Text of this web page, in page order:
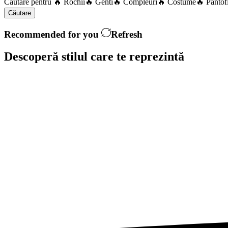
Căutare pentru 🔥 Rochii 🔥 Genti 🔥 Compleuri 🔥 Costume🔥
Căutare
Recommended for you Refresh
Descoperă stilul care te reprezintă